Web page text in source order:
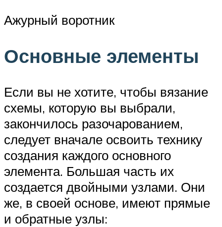
Ажурный воротник
Основные элементы
Если вы не хотите, чтобы вязание
схемы, которую вы выбрали,
закончилось разочарованием,
следует вначале освоить технику
создания каждого основного
элемента. Большая часть их
создается двойными узлами. Они
же, в своей основе, имеют прямые
и обратные узлы: